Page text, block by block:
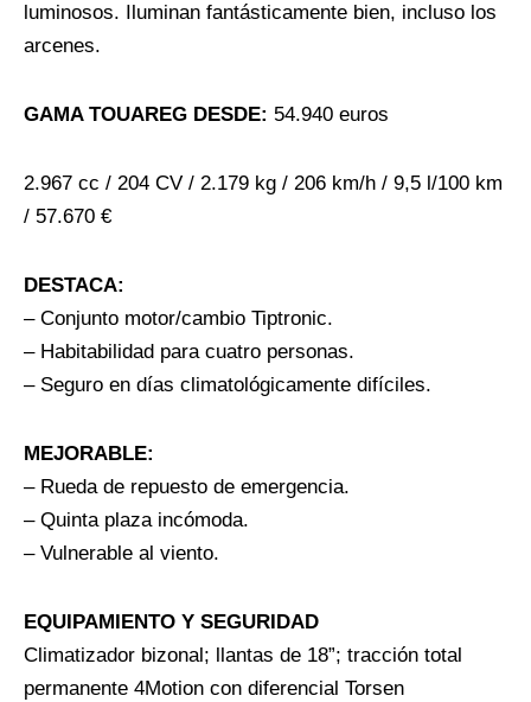
luminosos. Iluminan fantásticamente bien, incluso los
arcenes.
GAMA TOUAREG DESDE: 54.940 euros
2.967 cc / 204 CV / 2.179 kg / 206 km/h / 9,5 l/100 km
/ 57.670 €
DESTACA:
– Conjunto motor/cambio Tiptronic.
– Habitabilidad para cuatro personas.
– Seguro en días climatológicamente difíciles.
MEJORABLE:
– Rueda de repuesto de emergencia.
– Quinta plaza incómoda.
– Vulnerable al viento.
EQUIPAMIENTO Y SEGURIDAD
Climatizador bizonal; llantas de 18”; tracción total
permanente 4Motion con diferencial Torsen